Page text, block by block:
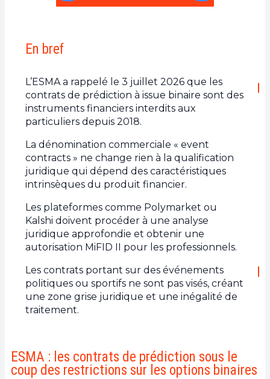
En bref
L’ESMA a rappelé le 3 juillet 2026 que les
contrats de prédiction à issue binaire sont des
instruments financiers interdits aux
particuliers depuis 2018.
La dénomination commerciale « event
contracts » ne change rien à la qualification
juridique qui dépend des caractéristiques
intrinsèques du produit financier.
Les plateformes comme Polymarket ou
Kalshi doivent procéder à une analyse
juridique approfondie et obtenir une
autorisation MiFID II pour les professionnels.
Les contrats portant sur des événements
politiques ou sportifs ne sont pas visés, créant
une zone grise juridique et une inégalité de
traitement.
ESMA : les contrats de prédiction sous le
coup des restrictions sur les options binaires